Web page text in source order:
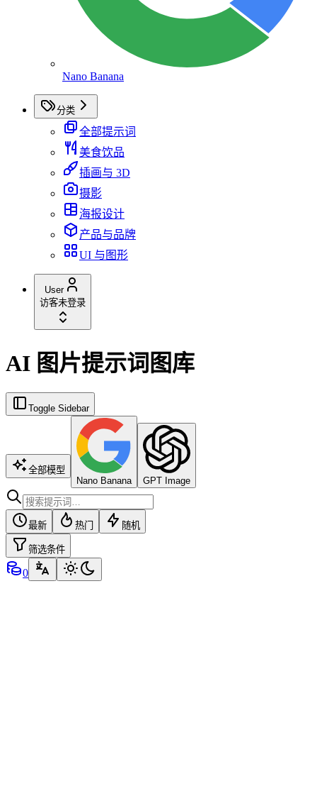
Nano Banana
分类
全部提示词
美食饮品
插画与 3D
摄影
海报设计
产品与品牌
UI 与图形
User
访客未登录
AI 图片提示词图库
Toggle Sidebar
全部模型
Nano Banana
GPT Image
最新 热门 随机
筛选条件
0